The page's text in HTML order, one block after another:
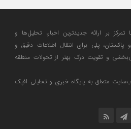
بر ارائه جدیدترین اخبار، تحلیل‌ها و
پاکستان، پلی برای انتقال اطلاعات دقیق و
و تقویت درک بهتر از تحولات منطقه
متعلق به پایگاه خبری و تحلیلی افپک